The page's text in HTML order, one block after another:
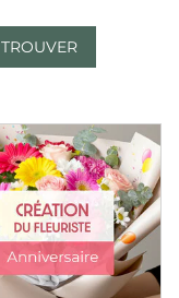
TROUVER